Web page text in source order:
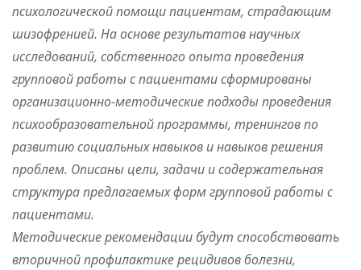
психологической помощи пациентам, страдающим
шизофренией. На основе результатов научных
исследований, собственного опыта проведения
групповой работы с пациентами сформированы
организационно-методические подходы проведения
психообразовательной программы, тренингов по
развитию социальных навыков и навыков решения
проблем. Описаны цели, задачи и содержательная
структура предлагаемых форм групповой работы с
пациентами.
Методические рекомендации будут способствовать
вторичной профилактике рецидивов болезни,